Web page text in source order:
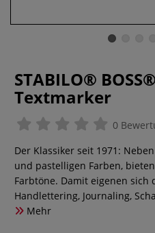
STABILO®
Textmarker
0
Der Klassiker seit 1971:
und pastelligen Farben,
Farbtöne. Damit eigenen sich
Handlettering, Journaling,
Mehr